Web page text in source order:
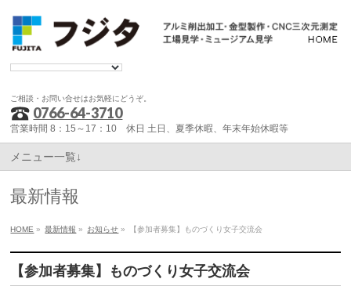
ご相談・お問い合せはお気軽にどうぞ。
0766-64-3710
営業時間 8：15～17：10 休日 土日、夏季休暇、年末年始休暇等
メニュー一覧↓
最新情報
HOME » 最新情報 » お知らせ » 【参加者募集】ものづくり女子交流会
【参加者募集】ものづくり女子交流会